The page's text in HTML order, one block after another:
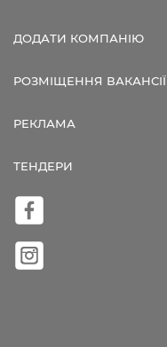
ДОДАТИ КОМПАНІЮ
РОЗМІЩЕННЯ ВАКАНСІЇ
РЕКЛАМА
ТЕНДЕРИ